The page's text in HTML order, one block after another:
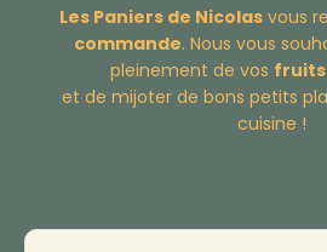
Les Paniers de Nicolas vous
commande. Nous vous
pleinement de vos fruits
et de mijoter de bons petits
cuisine !